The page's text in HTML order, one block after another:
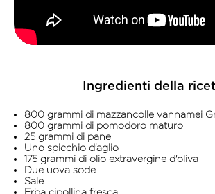
Ingredienti della
800 grammi di mazzancolle vannamei
800 grammi di pomodoro maturo
25 grammi di pane
Uno spicchio d'aglio
175 grammi di olio extravergine d'oliva
Due uova sode
Sale